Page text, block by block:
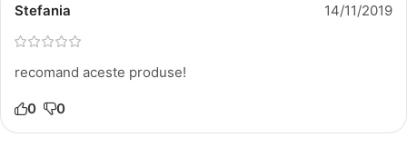
Stefania 14/11/2019
recomand aceste produse!
0 0